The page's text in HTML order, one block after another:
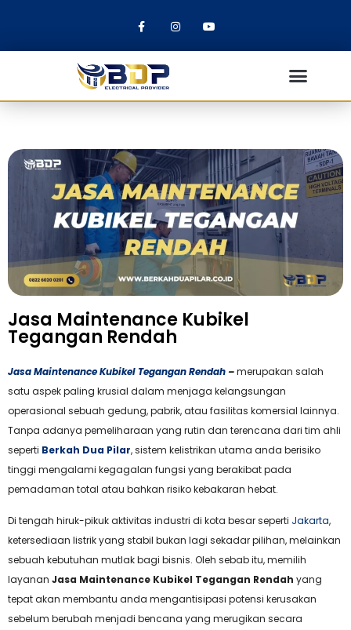
Jasa Maintenance Kubikel
Tegangan Rendah
Jasa Maintenance Kubikel Tegangan Rendah –merupakan salah
satu aspek paling krusial dalam menjaga kelangsungan
operasional sebuah gedung, pabrik, atau fasilitas komersial lainnya.
Tanpa adanya pemeliharaan yang rutin dan terencana dari tim ahli
seperti Berkah Dua Pilar, sistem kelistrikan utama anda berisiko
tinggi mengalami kegagalan fungsi yang berakibat pada
pemadaman total atau bahkan risiko kebakaran hebat.
Di tengah hiruk-pikuk aktivitas industri di kota besar seperti Jakarta,
ketersediaan listrik yang stabil bukan lagi sekadar pilihan, melainkan
sebuah kebutuhan mutlak bagi bisnis. Oleh sebab itu, memilih
layanan Jasa Maintenance Kubikel Tegangan Rendah yang
tepat akan membantu anda mengantisipasi potensi kerusakan
sebelum berubah menjadi bencana yang merugikan secara